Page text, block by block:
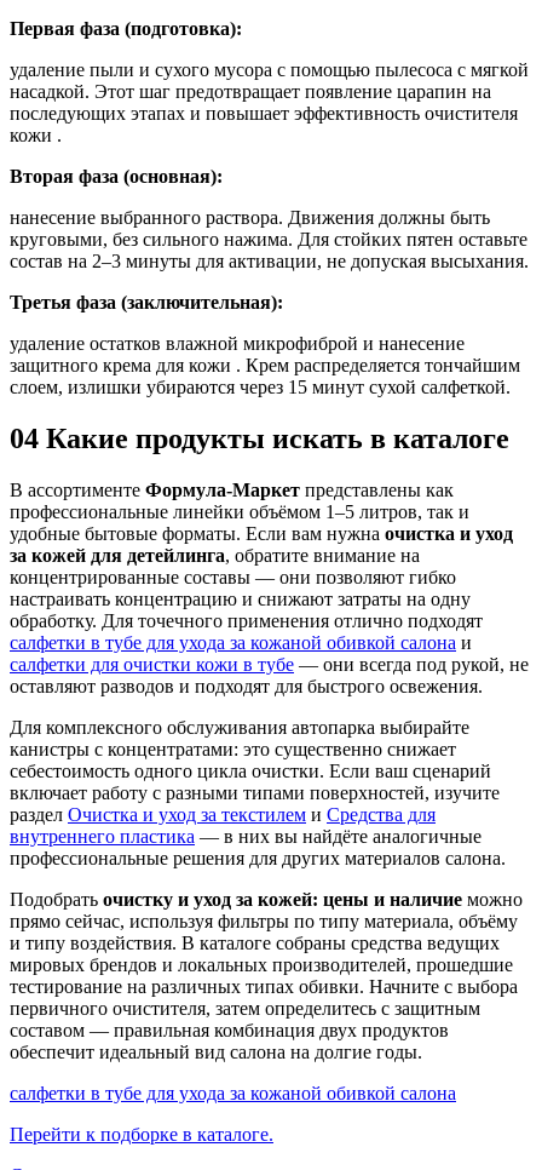
Первая фаза (подготовка):
удаление пыли и сухого мусора с помощью пылесоса с мягкой
насадкой. Этот шаг предотвращает появление царапин на
последующих этапах и повышает эффективность очистителя
кожи .
Вторая фаза (основная):
нанесение выбранного раствора. Движения должны быть
круговыми, без сильного нажима. Для стойких пятен оставьте
состав на 2–3 минуты для активации, не допуская высыхания.
Третья фаза (заключительная):
удаление остатков влажной микрофиброй и нанесение
защитного крема для кожи . Крем распределяется тончайшим
слоем, излишки убираются через 15 минут сухой салфеткой.
04 Какие продукты искать в каталоге
В ассортименте Формула-Маркет представлены как
профессиональные линейки объёмом 1–5 литров, так и
удобные бытовые форматы. Если вам нужна очистка и уход
за кожей для детейлинга, обратите внимание на
концентрированные составы — они позволяют гибко
настраивать концентрацию и снижают затраты на одну
обработку. Для точечного применения отлично подходят
салфетки в тубе для ухода за кожаной обивкой салона и
салфетки для очистки кожи в тубе — они всегда под рукой, не
оставляют разводов и подходят для быстрого освежения.
Для комплексного обслуживания автопарка выбирайте
канистры с концентратами: это существенно снижает
себестоимость одного цикла очистки. Если ваш сценарий
включает работу с разными типами поверхностей, изучите
раздел Очистка и уход за текстилем и Средства для
внутреннего пластика — в них вы найдёте аналогичные
профессиональные решения для других материалов салона.
Подобрать очистку и уход за кожей: цены и наличие можно
прямо сейчас, используя фильтры по типу материала, объёму
и типу воздействия. В каталоге собраны средства ведущих
мировых брендов и локальных производителей, прошедшие
тестирование на различных типах обивки. Начните с выбора
первичного очистителя, затем определитесь с защитным
составом — правильная комбинация двух продуктов
обеспечит идеальный вид салона на долгие годы.
салфетки в тубе для ухода за кожаной обивкой салона
Перейти к подборке в каталоге.